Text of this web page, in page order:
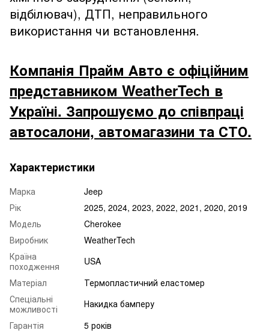
відбілювач), ДТП, неправильного
використання чи встановлення.
Компанія Прайм Авто є офіційним
представником WeatherTech в
Україні. Запрошуємо до співпраці
автосалони, автомагазини та СТО.
Характеристики
Марка
Jeep
Рік
2025, 2024, 2023, 2022, 2021, 2020, 2019
Модель
Cherokee
Виробник
WeatherTech
Країна
походження
USA
Матеріал
Термопластичний еластомер
Спеціальні
можливості
Накидка бамперу
Гарантія
5 років